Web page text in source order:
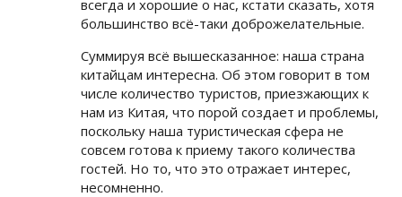
всегда и хорошие о нас, кстати сказать, хотя
большинство всё-таки доброжелательные.
Суммируя всё вышесказанное: наша страна
китайцам интересна. Об этом говорит в том
числе количество туристов, приезжающих к
нам из Китая, что порой создает и проблемы,
поскольку наша туристическая сфера не
совсем готова к приему такого количества
гостей. Но то, что это отражает интерес,
несомненно.